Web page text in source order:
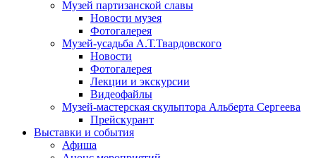
Музей партизанской славы
Новости музея
Фотогалерея
Музей-усадьба А.Т.Твардовского
Новости
Фотогалерея
Лекции и экскурсии
Видеофайлы
Музей-мастерская скульптора Альберта Сергеева
Прейскурант
Выставки и события
Афиша